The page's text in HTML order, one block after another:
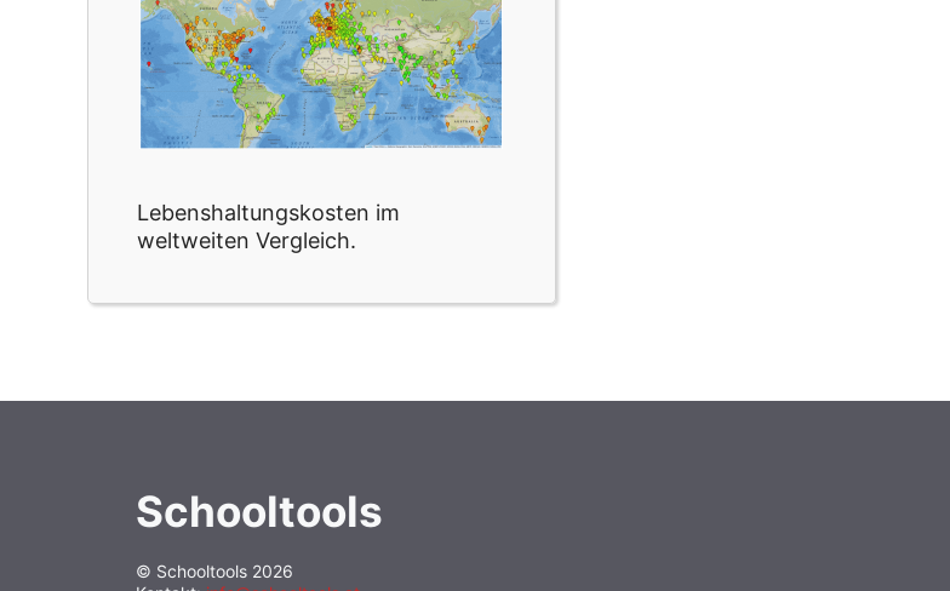
Lebenshaltungskosten im
weltweiten Vergleich.
Schooltools
© Schooltools 2026